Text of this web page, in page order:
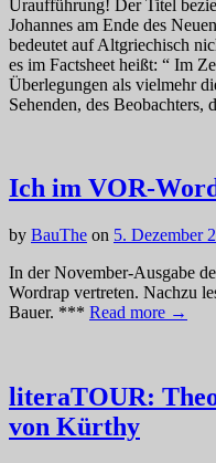
Uraufführung! Der Titel
Johannes am Ende des
bedeutet auf Altgriechisch
es im Factsheet heißt: “ Im
Überlegungen als vielmehr
Sehenden, des Beobachters,
Ich im VOR-
by BauThe on 5. Dezember
In der November-Ausgabe
Wordrap vertreten. Nachzu
Bauer. *** Read more →
literaTOUR:
von Kürthy